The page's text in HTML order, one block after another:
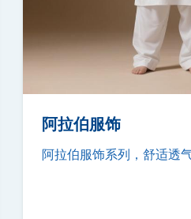
阿拉伯服饰
阿拉伯服饰系列，舒适透